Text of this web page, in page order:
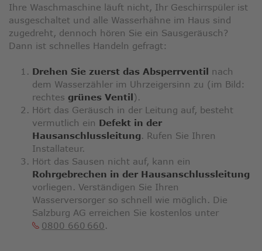
Ihre Waschmaschine läuft nicht, Ihr Geschirrspüler ist
ausgeschaltet und alle Wasserhähne im Haus sind
zugedreht, dennoch hören Sie ein Sausgeräusch?
Dann ist schnelles Handeln gefragt:
Drehen Sie zuerst das Absperrventil nach
dem Wasserzähler im Uhrzeigersinn zu (im Bild:
rechtes grünes Ventil).
Hört das Geräusch in der Leitung auf, besteht
vermutlich ein Defekt in der
Hausanschlussleitung. Rufen Sie Ihren
Installateur.
Hört das Sausen nicht auf, kann ein
Rohrgebrechen in der Hausanschlussleitung
vorliegen. Verständigen Sie Ihren
Wasserversorger so schnell wie möglich. Die
Salzburg AG erreichen Sie kostenlos unter
0800 660 660.